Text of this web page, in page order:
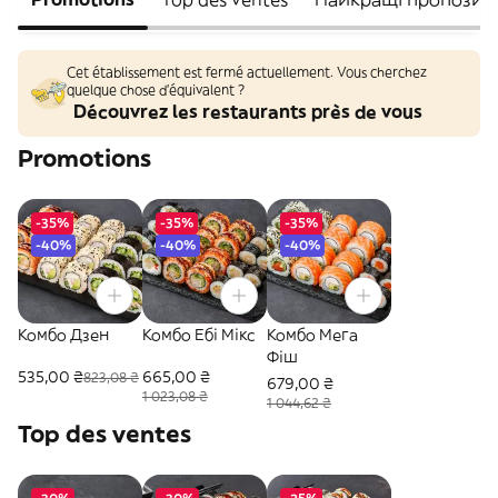
Cet établissement est fermé actuellement. Vous cherchez
quelque chose d'équivalent ?
Découvrez les restaurants près de vous
Promotions
-35%
-40%
Комбо Дзен
535,00 ₴823,08 ₴
-35%
-40%
Комбо Ебі Мікс
665,00 ₴
1 023,08 ₴
-35%
-40%
Комбо Мега
Фіш
679,00 ₴
1 044,62 ₴
Top des ventes